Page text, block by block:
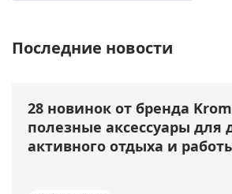
Последние новости
28 новинок от бренда
полезные аксессуары для
активного отдыха и